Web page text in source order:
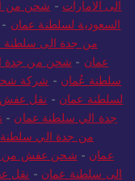
الى الامارات-نقل
الى الامارات -شحن من
السعودية لسلطنة عمان
من جدة الى سلطنة
عمان-شحن من جدة
سلطنة عُمان- شركة
لسلطنة عمان-نقل عفش
جدة الي سلطنة عمان-
من جدة الي
عمان-شحن عفش من